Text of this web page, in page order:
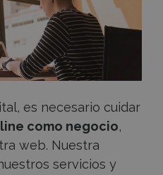
es necesario cuidar
como negocio,
web. Nuestra
servicios y